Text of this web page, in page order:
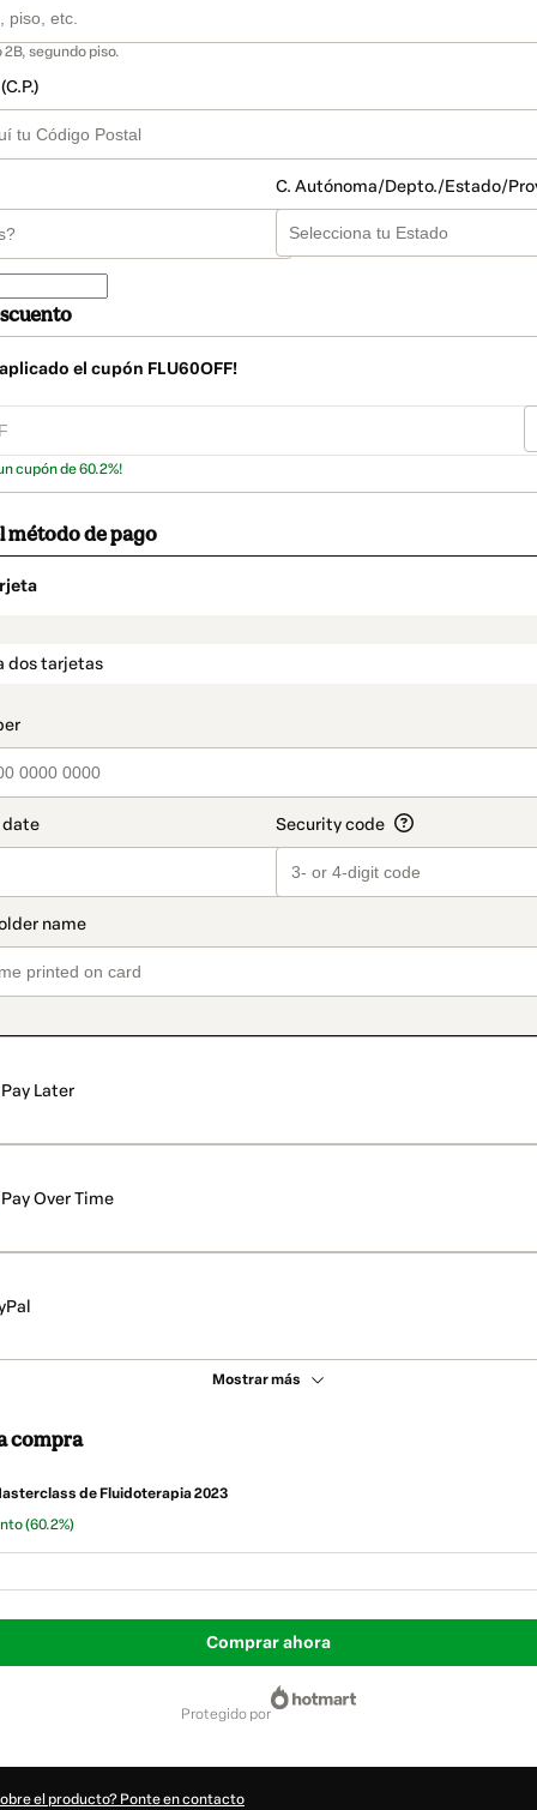
segundo piso.
C. Autónoma/Depto./Estado/
aplicado el cupón FLU60OFF!
cupón de 60.2%!
método de pago
dos tarjetas
Pay Later
Pay Over Time
Mostrar más
compra
de Fluidoterapia 2023
(60.2%)
Comprar ahora
protegido por
el producto? Ponte en contacto